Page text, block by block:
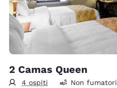
2 Camas Queen
4 ospiti Non fumatori